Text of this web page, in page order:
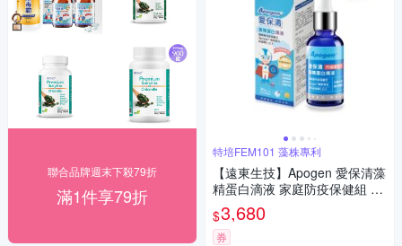
聯合品牌週末下殺79折
滿1件享79折
特培FEM101 藻株專利
【遠東生技】Apogen 愛保清藻
精蛋白滴液 家庭防疫保健組 30
MLX3入
$3,680
券